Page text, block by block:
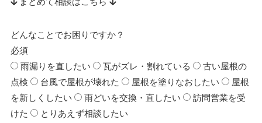
どんなことでお困りですか？
必須
雨漏りを直したい
瓦がズレ・割れている
古い屋根の
点検
台風で屋根が壊れた 屋根を塗りなおしたい
屋根
を新しくしたい
雨どいを交換・直したい
訪問営業を受
けた
とりあえず相談したい